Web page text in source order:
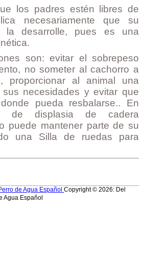
los padres estén libres de
necesariamente que su
la desarrolle, pues es una
son: evitar el sobrepeso
no someter al cachorro a
proporcionar al animal una
necesidades y evitar que
pueda resbalarse.. En
de displasia de cadera
puede mantener parte de su
una Silla de ruedas para
Copyright © 2026: Del
Agua Español